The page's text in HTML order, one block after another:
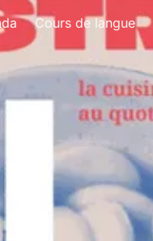
Cours de langue